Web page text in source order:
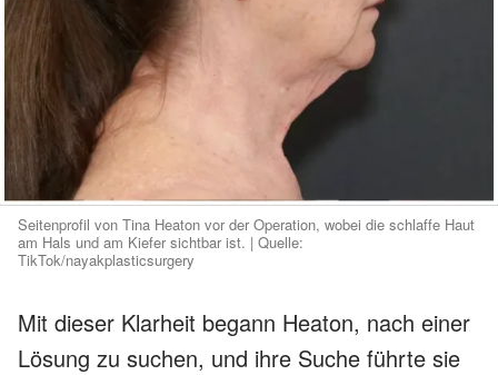
Seitenprofil von Tina Heaton vor der Operation, wobei die schlaffe Haut
am Hals und am Kiefer sichtbar ist. | Quelle:
TikTok/nayakplasticsurgery
Mit dieser Klarheit begann Heaton, nach einer
Lösung zu suchen, und ihre Suche führte sie